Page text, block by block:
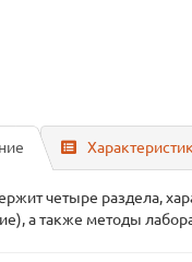
четыре раздела,
а также методы